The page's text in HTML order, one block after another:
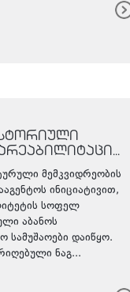
მემკვიდრეობის
ინიციატივით,
სოფელ
აბანოს
სამუშაოები დაიწყო.
ნაგ...